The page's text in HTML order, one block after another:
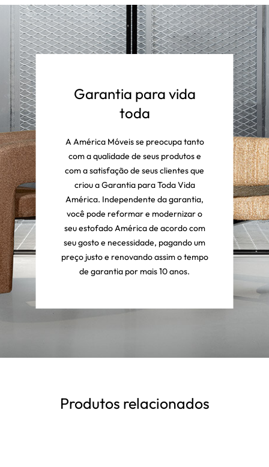
Garantia para vida
toda
A América Móveis se preocupa tanto
com a qualidade de seus produtos e
com a satisfação de seus clientes que
criou a Garantia para Toda Vida
América. Independente da garantia,
você pode reformar e modernizar o
seu estofado América de acordo com
seu gosto e necessidade, pagando um
preço justo e renovando assim o tempo
de garantia por mais 10 anos.
Produtos relacionados